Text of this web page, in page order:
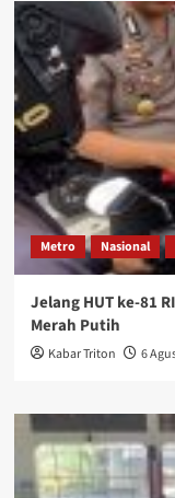
Metro Nasional
Jelang HUT ke-81
Merah Putih
Kabar Triton 6